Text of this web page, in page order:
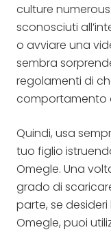
culture
sconosciuti
o avviare una
sembra
regolamenti di
comportamento
Quindi, usa
tuo figlio
Omegle. Una
grado di
parte, se
Omegle, puoi